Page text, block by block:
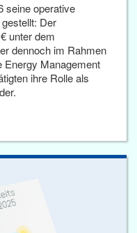
seine operative
Der
unter dem
dennoch im Rahmen
Energy Management
ihre Rolle als